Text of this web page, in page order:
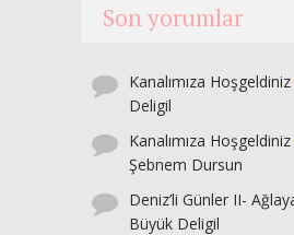
Son yorumlar
Kanalımıza Hoşgeldiniz
Deligil
Kanalımıza Hoşgeldiniz
Şebnem Dursun
Deniz’li Günler II-
Büyük Deligil